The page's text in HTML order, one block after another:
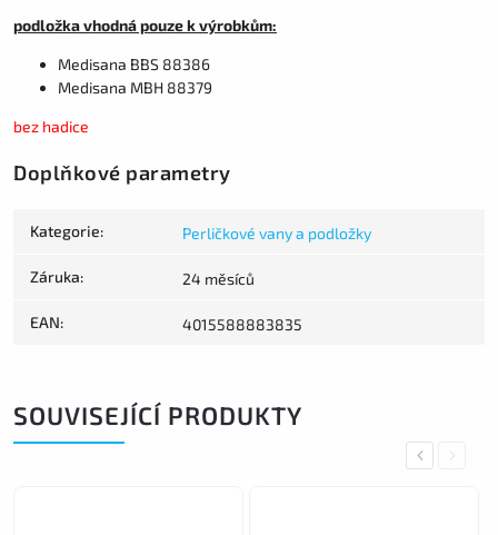
podložka vhodná pouze k výrobkům:
Medisana BBS 88386
Medisana MBH 88379
bez hadice
Doplňkové parametry
Kategorie: Perličkové vany a podložky
Záruka: 24 měsíců
EAN: 4015588883835
SOUVISEJÍCÍ PRODUKTY
Previous
Next